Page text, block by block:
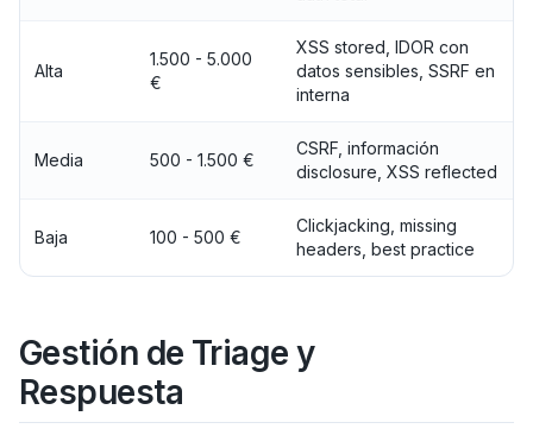
Alta
1.500 - 5.000
€
XSS stored, IDOR con
datos sensibles, SSRF en
interna
Media 500 - 1.500 €
CSRF, información
disclosure, XSS reflected
Baja 100 - 500 €
Clickjacking, missing
headers, best practice
Gestión de Triage y
Respuesta